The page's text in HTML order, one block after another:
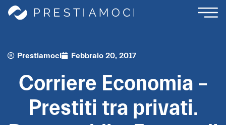
Prestiamoci Febbraio 20, 2017
Corriere Economia –
Prestiti tra privati.